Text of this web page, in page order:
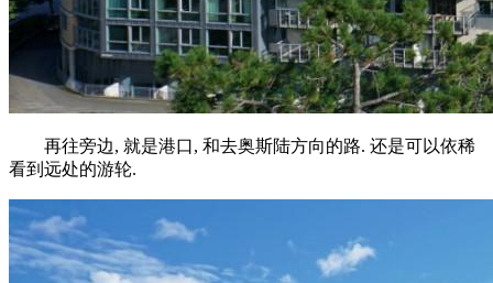
再往旁边, 就是港口, 和去奥斯陆方向的路. 还是可以依稀
看到远处的游轮.